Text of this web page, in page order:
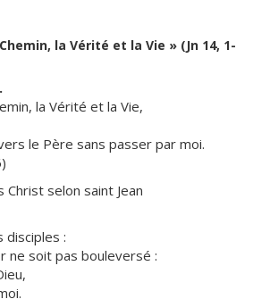
la Vérité et la Vie » (Jn 14, 1-
la Vérité et la Vie,
le Père sans passer par moi.
Christ selon saint Jean
disciples :
ne soit pas bouleversé :